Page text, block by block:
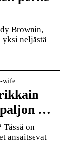
Brownin,
yksi neljästä
wife
paljon …
on
ansaitsevat